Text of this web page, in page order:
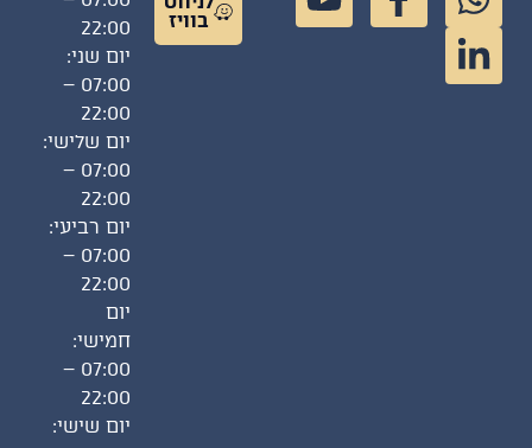
בוויז
22:00
יום שני:
07:00 –
22:00
יום שלישי:
07:00 –
22:00
יום רביעי:
07:00 –
22:00
יום
חמישי:
07:00 –
22:00
יום שישי: